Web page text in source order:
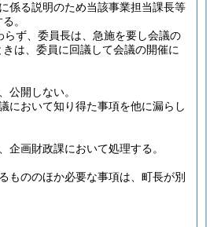
係る説明のため当該事業担当課長等
。
らず、委員長は、急施を要し会議の
は、委員に回議して会議の開催に
公開しない。
において知り得た事項を他に漏らし
企画財政課において処理する。
もののほか必要な事項は、町長が別